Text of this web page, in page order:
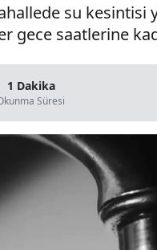
su kesintisi
gece saatlerine
1 Dakika
Süresi